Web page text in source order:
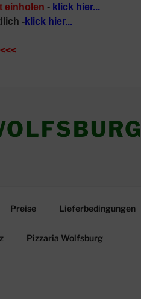
einholen - klick hier...
-klick hier...
Preise Lieferbedingungen
Pizzaria Wolfsburg